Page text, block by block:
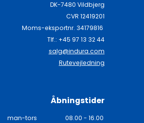
DK-7480 Vildbjerg
CVR 12419201
Moms-eksportnr. 34179816
Tlf.: +45 97 13 32 44
salg@indura.com
Rutevejledning
Åbningstider
man-tors
08.00 - 16.00